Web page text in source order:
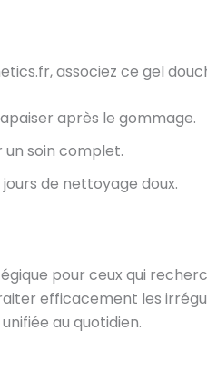
associez ce gel
après le gommage.
un soin complet.
de nettoyage doux.
pour ceux qui
efficacement les
au quotidien.